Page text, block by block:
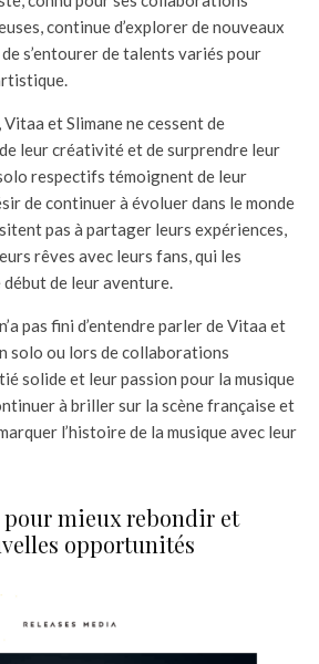
continue d’explorer de nouveaux
s’entourer de talents variés pour
Vitaa et Slimane ne cessent de
leur créativité et de surprendre leur
respectifs témoignent de leur
de continuer à évoluer dans le monde
pas à partager leurs expériences,
rêves avec leurs fans, qui les
de leur aventure.
pas fini d’entendre parler de Vitaa et
solo ou lors de collaborations
solide et leur passion pour la musique
à briller sur la scène française et
l’histoire de la musique avec leur
mieux rebondir et
opportunités